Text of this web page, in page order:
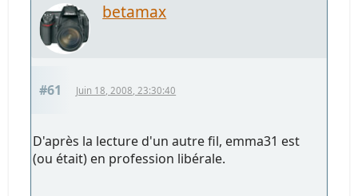
betamax
#61 Juin 18, 2008, 23:30:40
D'après la lecture d'un autre fil, emma31 est
(ou était) en profession libérale.